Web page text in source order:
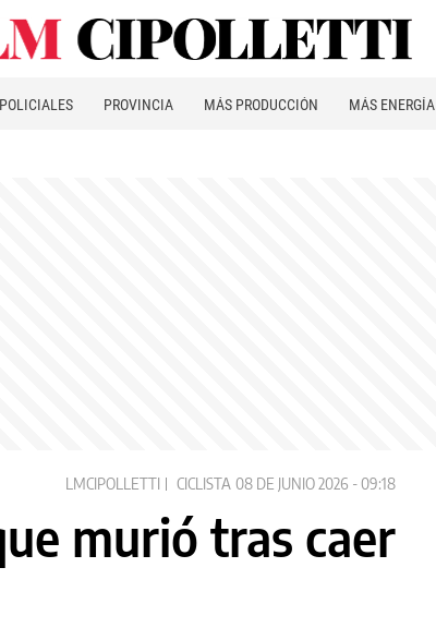
POLICIALES PROVINCIA MÁS PRODUCCIÓN MÁS ENERGÍA
LMCIPOLLETTI CICLISTA 08 DE JUNIO 2026 - 09:18
murió tras caer